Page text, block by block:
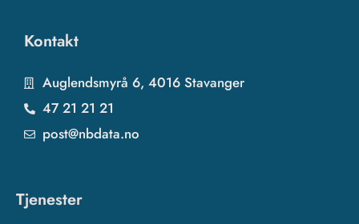
Kontakt
Auglendsmyrå 6, 4016 Stavanger
47 21 21 21
post@nbdata.no
Tjenester